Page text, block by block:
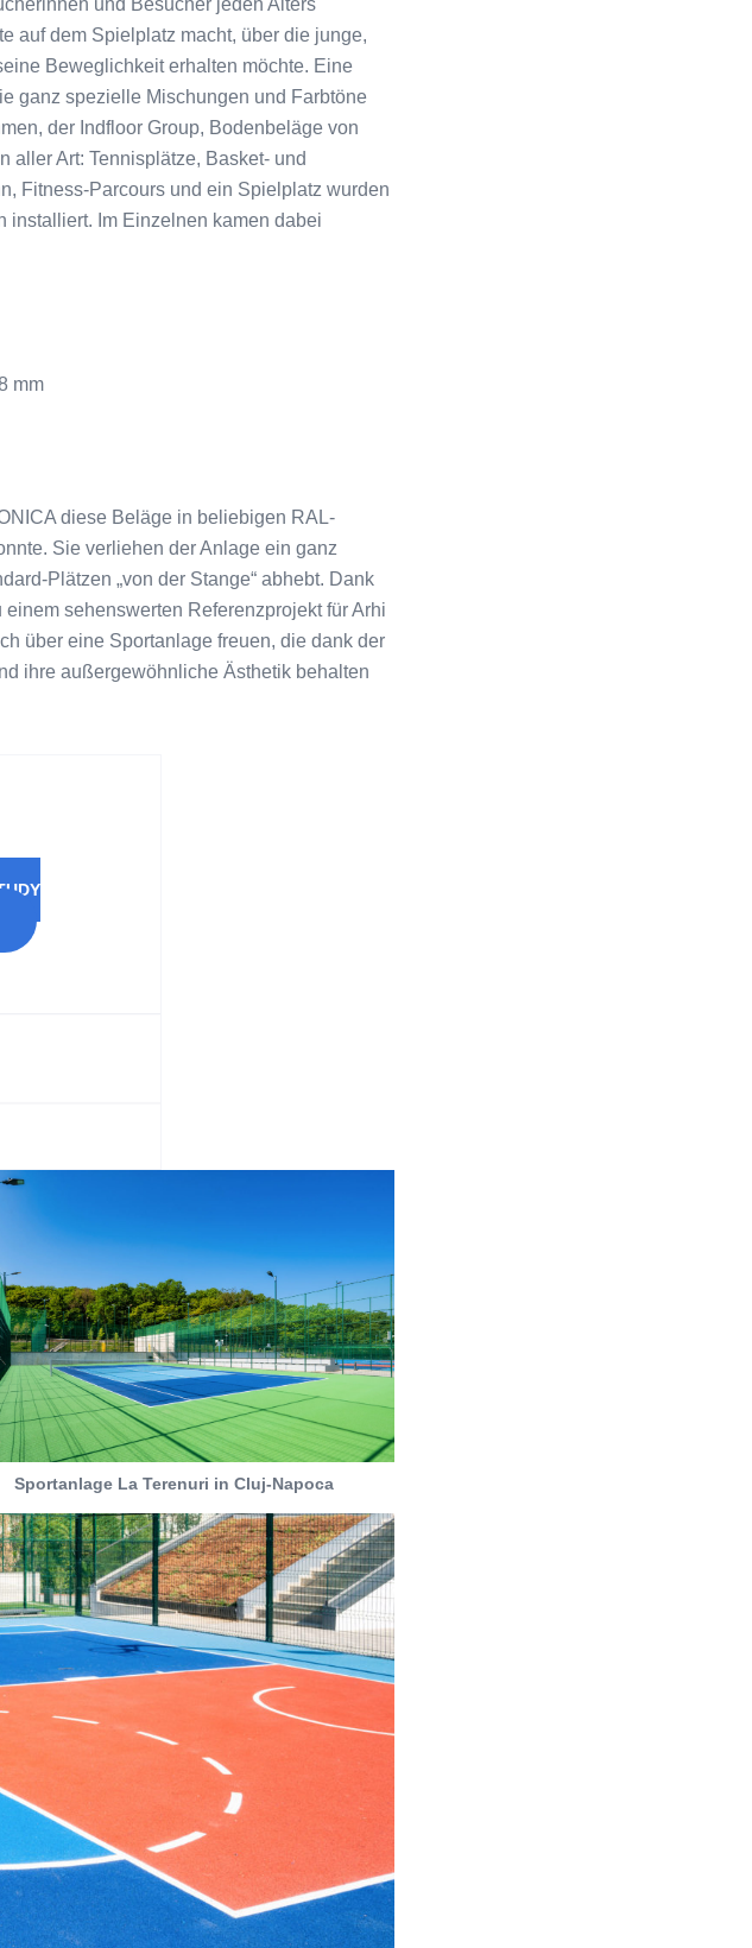
auf dem Spielplatz macht, über die junge,
Beweglichkeit erhalten möchte. Eine
ganz spezielle Mischungen und Farbtöne
der Indfloor Group, Bodenbeläge von
aller Art: Tennisplätze, Basket- und
Fitness-Parcours und ein Spielplatz wurden
installiert. Im Einzelnen kamen dabei
mm
diese Beläge in beliebigen RAL-
Sie verliehen der Anlage ein ganz
Plätzen „von der Stange“ abhebt. Dank
sehenswerten Referenzprojekt für Arhi
über eine Sportanlage freuen, die dank der
ihre außergewöhnliche Ästhetik behalten
Sportanlage La Terenuri in Cluj-Napoca